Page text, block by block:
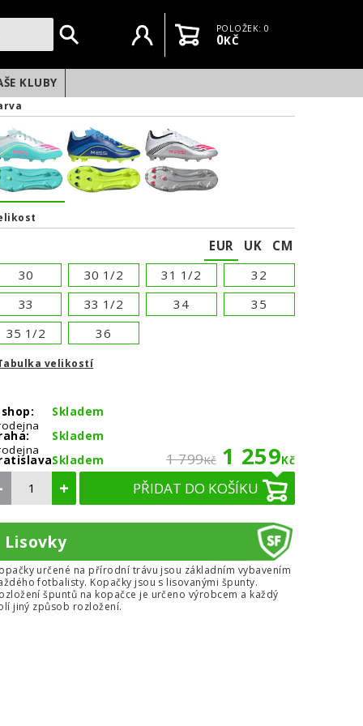
Uživatelský účet
KošíkPOLOŽEK: 0
0KČ
KLUBY
EUR UK
CM
30
30 1/2 31 1/2
32
33
33 1/2 34
35
35 1/2
36
velikostí
shop:
Skladem
Skladem
Skladem 1 799Kč 1 259Kč
+ PŘIDAT DO KOŠÍKU
Lisovky
určené na přírodní trávu jsou základním vybavením
fotbalisty. Kopačky jsou s lisovanými špunty.
špuntů na kopačce je určeno výrobcem a každý
jiný způsob rozložení.